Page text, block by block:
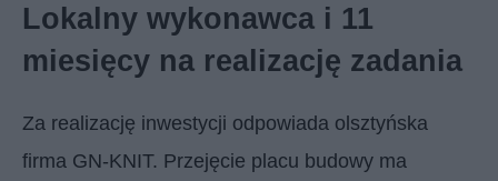
Lokalny wykonawca i 11
miesięcy na realizację zadania
Za realizację inwestycji odpowiada olsztyńska
firma GN-KNIT. Przejęcie placu budowy ma